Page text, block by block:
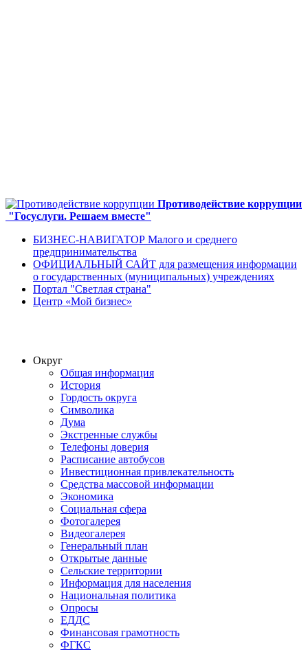
Противодействие коррупции
"Госуслуги. Решаем вместе"
БИЗНЕС-НАВИГАТОР Малого и среднего
предпринимательства
ОФИЦИАЛЬНЫЙ САЙТ для размещения информации
о государственных (муниципальных) учреждениях
Портал "Светлая страна"
Центр «Мой бизнес»
Округ
Общая информация
История
Гордость округа
Символика
Дума
Экстренные службы
Телефоны доверия
Расписание автобусов
Инвестиционная привлекательность
Средства массовой информации
Экономика
Социальная сфера
Фотогалерея
Видеогалерея
Генеральный план
Открытые данные
Сельские территории
Информация для населения
Национальная политика
Опросы
ЕДДС
Финансовая грамотность
ФГКС